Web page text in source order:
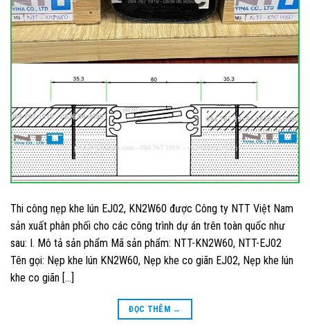
Thi công nẹp khe lún EJ02, KN2W60 được Công ty NTT Việt Nam
sản xuất phân phối cho các công trình dự án trên toàn quốc như
sau: I. Mô tả sản phẩm Mã sản phẩm: NTT-KN2W60, NTT-EJ02
Tên gọi: Nẹp khe lún KN2W60, Nẹp khe co giãn EJ02, Nẹp khe lún
khe co giãn […]
ĐỌC THÊM →